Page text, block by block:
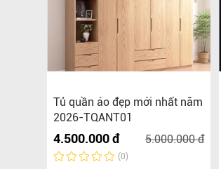
Tủ quần áo đẹp mới nhất năm
2026-TQANT01
4.500.000 đ 5.000.000 đ
(0)